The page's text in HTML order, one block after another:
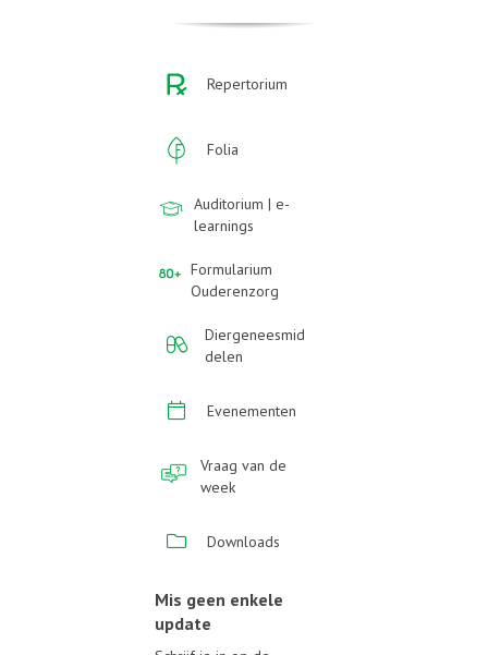
Repertorium
Folia
Auditorium | e-
learnings
Formularium
Ouderenzorg
Diergeneesmid
delen
Evenementen
Vraag van de
week
Downloads
Mis geen enkele
update